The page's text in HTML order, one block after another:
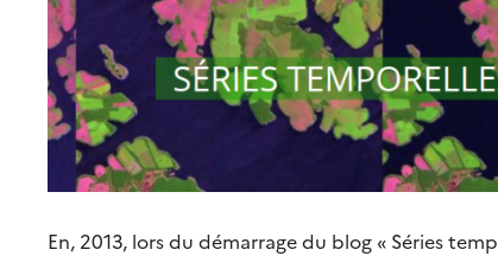
En, 2013, lors du démarrage du blog « Séries